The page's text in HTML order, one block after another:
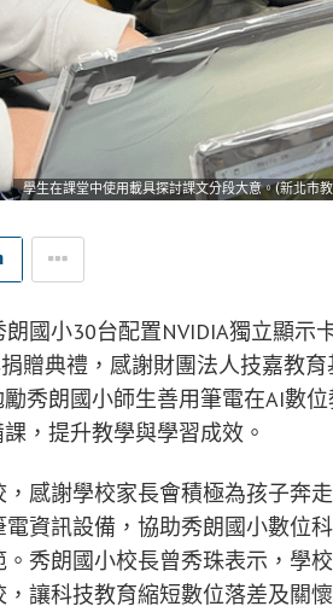
學生在課堂中使用載具探討課文分段大意。(新北市
國小30台配置NVIDIA獨立顯示
贈典禮，感謝財團法人技嘉教育
秀朗國小師生善用筆電在AI數
，提升教學與學習成效。
感謝學校家長會積極為孩子奔
資訊設備，協助秀朗國小數位
秀朗國小校長曾秀珠表示，學
讓科技教育縮短數位落差及關懷